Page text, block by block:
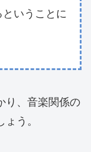
いうことに
り、音楽関係の
う。